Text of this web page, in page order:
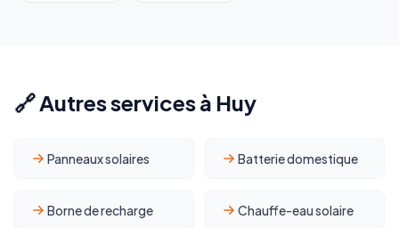
🔗 Autres services à Huy
Panneaux solaires Batterie domestique
Borne de recharge Chauffe-eau solaire